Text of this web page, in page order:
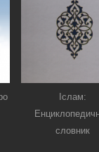
Іслам:
словник